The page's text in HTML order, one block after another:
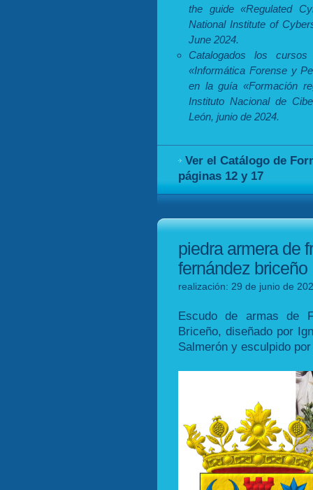
the guide «Regulated
National Institute of
June 2024.
Catalogados los
«Informática Forense y
en la guía «Formación
Instituto Nacional de
León, junio de 2024.
Ver el Catálogo de
páginas 12 y 17
piedra armera de
fernández briceño
realización: 29 de junio de
Escudo de armas de
Briceño, diseñado por
Salmerón y esculpido